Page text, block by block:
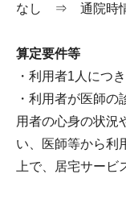
なし ⇒ 通院時情
算定要件等
・利用者1人につ
・利用者が医師の
用者の心身の状況
い、医師等から利
上で、居宅サー